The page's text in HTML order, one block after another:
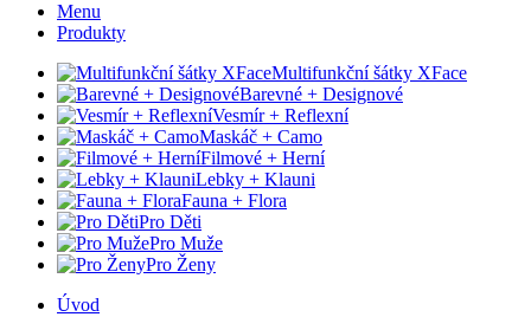
Menu
Produkty
Multifunkční šátky XFace
Barevné + Designové
Vesmír + Reflexní
Maskáč + Camo
Filmové + Herní
Lebky + Klauni
Fauna + Flora
Pro Děti
Pro Muže
Pro Ženy
Úvod